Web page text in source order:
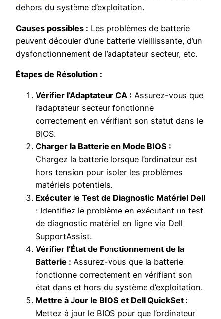
dehors du système d’exploitation.
Causes possibles : Les problèmes de batterie
peuvent découler d’une batterie vieillissante, d’un
dysfonctionnement de l’adaptateur secteur, etc.
Étapes de Résolution :
Vérifier l’Adaptateur CA : Assurez-vous que
l’adaptateur secteur fonctionne
correctement en vérifiant son statut dans le
BIOS.
Charger la Batterie en Mode BIOS :
Chargez la batterie lorsque l’ordinateur est
hors tension pour isoler les problèmes
matériels potentiels.
Exécuter le Test de Diagnostic Matériel Dell
: Identifiez le problème en exécutant un test
de diagnostic matériel en ligne via Dell
SupportAssist.
Vérifier l’État de Fonctionnement de la
Batterie : Assurez-vous que la batterie
fonctionne correctement en vérifiant son
état dans et hors du système d’exploitation.
Mettre à Jour le BIOS et Dell QuickSet :
Mettez à jour le BIOS pour que l’ordinateur